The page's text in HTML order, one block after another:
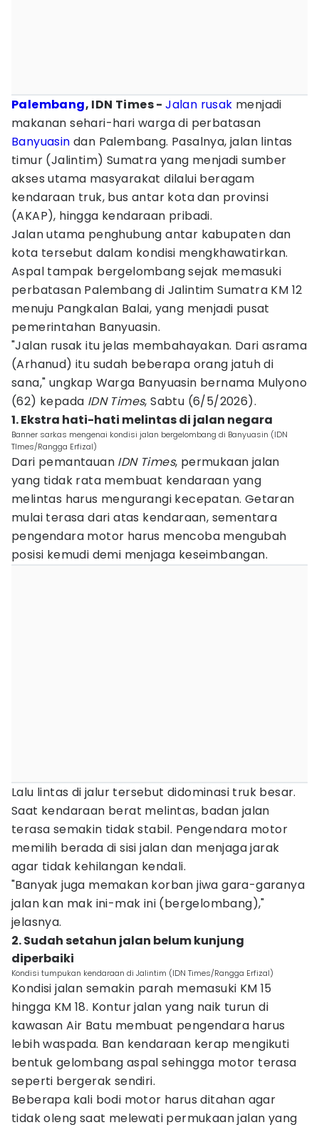
Palembang, IDN Times -Jalan rusak menjadi
makanan sehari-hari warga di perbatasan
Banyuasin dan Palembang. Pasalnya, jalan lintas
timur (Jalintim) Sumatra yang menjadi sumber
akses utama masyarakat dilalui beragam
kendaraan truk, bus antar kota dan provinsi
(AKAP), hingga kendaraan pribadi.
Jalan utama penghubung antar kabupaten dan
kota tersebut dalam kondisi mengkhawatirkan.
Aspal tampak bergelombang sejak memasuki
perbatasan Palembang di Jalintim Sumatra KM 12
menuju Pangkalan Balai, yang menjadi pusat
pemerintahan Banyuasin.
"Jalan rusak itu jelas membahayakan. Dari asrama
(Arhanud) itu sudah beberapa orang jatuh di
sana," ungkap Warga Banyuasin bernama Mulyono
(62) kepada IDN Times, Sabtu (6/5/2026).
1. Ekstra hati-hati melintas di jalan negara
Banner sarkas mengenai kondisi jalan bergelombang di Banyuasin (IDN
TImes/Rangga Erfizal)
Dari pemantauan IDN Times, permukaan jalan
yang tidak rata membuat kendaraan yang
melintas harus mengurangi kecepatan. Getaran
mulai terasa dari atas kendaraan, sementara
pengendara motor harus mencoba mengubah
posisi kemudi demi menjaga keseimbangan.
Lalu lintas di jalur tersebut didominasi truk besar.
Saat kendaraan berat melintas, badan jalan
terasa semakin tidak stabil. Pengendara motor
memilih berada di sisi jalan dan menjaga jarak
agar tidak kehilangan kendali.
"Banyak juga memakan korban jiwa gara-garanya
jalan kan mak ini-mak ini (bergelombang),"
jelasnya.
2. Sudah setahun jalan belum kunjung
diperbaiki
Kondisi tumpukan kendaraan di Jalintim (IDN Times/Rangga Erfizal)
Kondisi jalan semakin parah memasuki KM 15
hingga KM 18. Kontur jalan yang naik turun di
kawasan Air Batu membuat pengendara harus
lebih waspada. Ban kendaraan kerap mengikuti
bentuk gelombang aspal sehingga motor terasa
seperti bergerak sendiri.
Beberapa kali bodi motor harus ditahan agar
tidak oleng saat melewati permukaan jalan yang